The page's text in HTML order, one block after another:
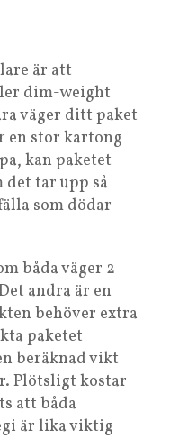
är att
dim-weight
väger ditt paket
en stor kartong
kan paketet
tar upp så
som dödar
båda väger 2
andra är en
behöver extra
paketet
beräknad vikt
Plötsligt kostar
att båda
är lika viktig